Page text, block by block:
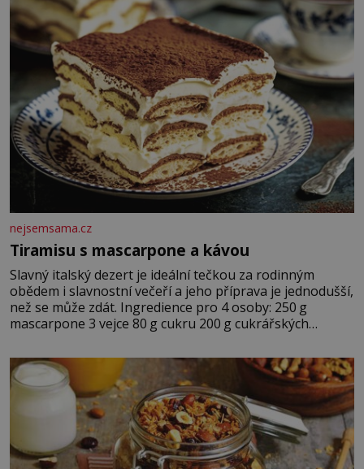
nejsemsama.cz
Tiramisu s mascarpone a kávou
Slavný italský dezert je ideální tečkou za rodinným
obědem i slavnostní večeří a jeho příprava je jednodušší,
než se může zdát. Ingredience pro 4 osoby: 250 g
mascarpone 3 vejce 80 g cukru 200 g cukrářských
posypání Postup: Oddělte žloutky od bílků. Žloutky
vyšlehejte s cukrem do světlé pěny a postupně do nich
vmíchejte mascarpone, aby vznikl hladký